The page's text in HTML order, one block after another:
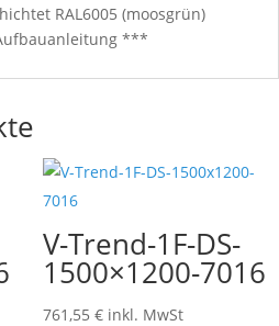
RAL6005 (moosgrün)
***
V-Trend-1F-DS-
1500×1200-7016
761,55 € inkl. MwSt